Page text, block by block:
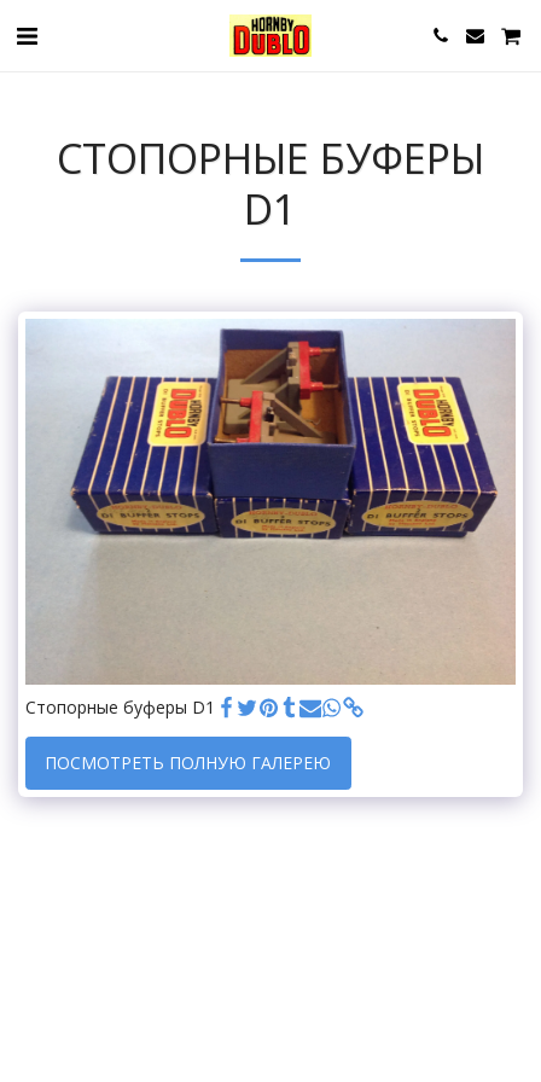
СТОПОРНЫЕ БУФЕРЫ
D1
Стопорные буферы D1
ПОСМОТРЕТЬ ПОЛНУЮ ГАЛЕРЕЮ